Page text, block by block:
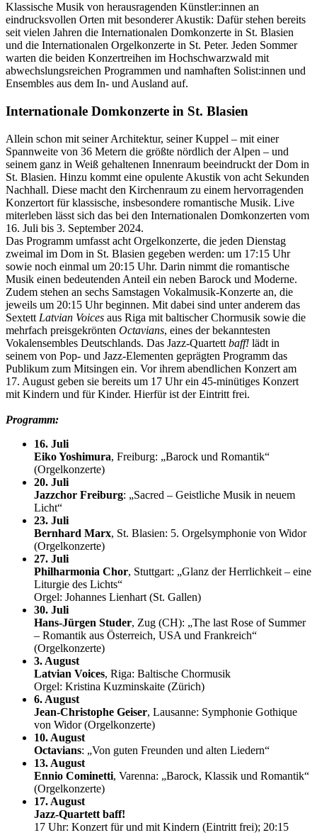
Klassische Musik von herausragenden Künstler:innen an
eindrucksvollen Orten mit besonderer Akustik: Dafür stehen bereits
seit vielen Jahren die Internationalen Domkonzerte in St. Blasien
und die Internationalen Orgelkonzerte in St. Peter. Jeden Sommer
warten die beiden Konzertreihen im Hochschwarzwald mit
abwechslungsreichen Programmen und namhaften Solist:innen und
Ensembles aus dem In- und Ausland auf.
Internationale Domkonzerte in St. Blasien
Allein schon mit seiner Architektur, seiner Kuppel – mit einer
Spannweite von 36 Metern die größte nördlich der Alpen – und
seinem ganz in Weiß gehaltenen Innenraum beeindruckt der Dom in
St. Blasien. Hinzu kommt eine opulente Akustik von acht Sekunden
Nachhall. Diese macht den Kirchenraum zu einem hervorragenden
Konzertort für klassische, insbesondere romantische Musik. Live
miterleben lässt sich das bei den Internationalen Domkonzerten vom
16. Juli bis 3. September 2024.
Das Programm umfasst acht Orgelkonzerte, die jeden Dienstag
zweimal im Dom in St. Blasien gegeben werden: um 17:15 Uhr
sowie noch einmal um 20:15 Uhr. Darin nimmt die romantische
Musik einen bedeutenden Anteil ein neben Barock und Moderne.
Zudem stehen an sechs Samstagen Vokalmusik-Konzerte an, die
jeweils um 20:15 Uhr beginnen. Mit dabei sind unter anderem das
Sextett Latvian Voices aus Riga mit baltischer Chormusik sowie die
mehrfach preisgekrönten Octavians, eines der bekanntesten
Vokalensembles Deutschlands. Das Jazz-Quartett baff! lädt in
seinem von Pop- und Jazz-Elementen geprägten Programm das
Publikum zum Mitsingen ein. Vor ihrem abendlichen Konzert am
17. August geben sie bereits um 17 Uhr ein 45-minütiges Konzert
mit Kindern und für Kinder. Hierfür ist der Eintritt frei.
Programm:
16. Juli
Eiko Yoshimura, Freiburg: „Barock und Romantik“
(Orgelkonzerte)
20. Juli
Jazzchor Freiburg: „Sacred – Geistliche Musik in neuem
Licht“
23. Juli
Bernhard Marx, St. Blasien: 5. Orgelsymphonie von Widor
(Orgelkonzerte)
27. Juli
Philharmonia Chor, Stuttgart: „Glanz der Herrlichkeit – eine
Liturgie des Lichts“
Orgel: Johannes Lienhart (St. Gallen)
30. Juli
Hans-Jürgen Studer, Zug (CH): „The last Rose of Summer
– Romantik aus Österreich, USA und Frankreich“
(Orgelkonzerte)
3. August
Latvian Voices, Riga: Baltische Chormusik
Orgel: Kristina Kuzminskaite (Zürich)
6. August
Jean-Christophe Geiser, Lausanne: Symphonie Gothique
von Widor (Orgelkonzerte)
10. August
Octavians: „Von guten Freunden und alten Liedern“
13. August
Ennio Cominetti, Varenna: „Barock, Klassik und Romantik“
(Orgelkonzerte)
17. August
Jazz-Quartett baff!
17 Uhr: Konzert für und mit Kindern (Eintritt frei); 20:15